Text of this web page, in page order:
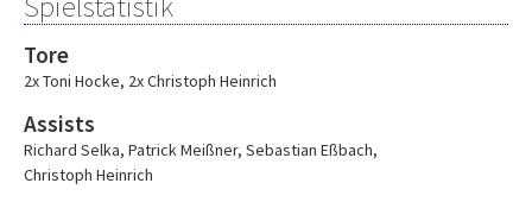
Tore
2x Toni Hocke, 2x Christoph Heinrich
Assists
Richard Selka, Patrick Meißner, Sebastian Eßbach,
Christoph Heinrich